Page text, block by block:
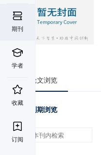
期刊
学者
收藏
订阅
论文浏览
刊期浏览